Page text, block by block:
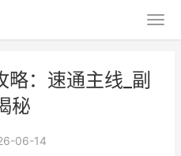
：速通主线_副
秘
06-14